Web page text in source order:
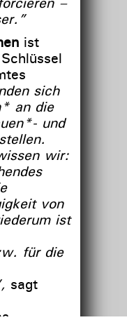
ist
sich
an die
und
wir:
von
ist
für die
sagt